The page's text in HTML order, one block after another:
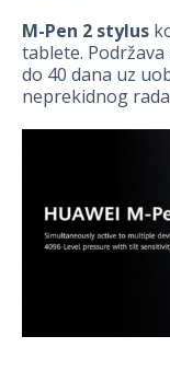
M-Pen 2 stylus
tablete.
do 40 dana uz
neprekidnog